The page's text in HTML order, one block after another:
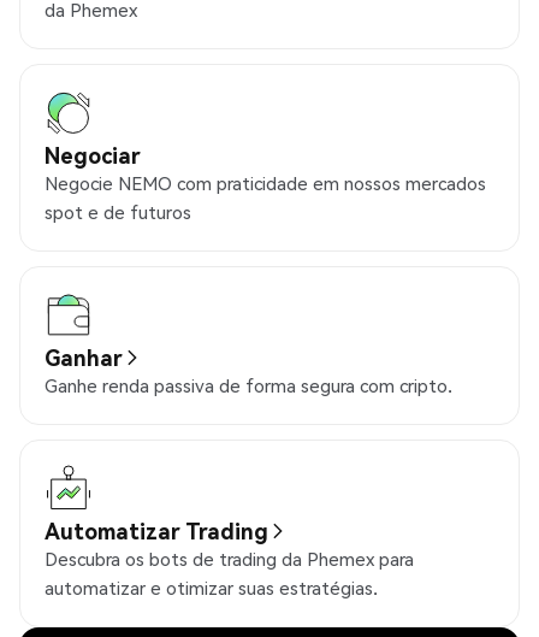
da Phemex
Negociar
Negocie NEMO com praticidade em nossos mercados
spot e de futuros
Ganhar
Ganhe renda passiva de forma segura com cripto.
Automatizar Trading
Descubra os bots de trading da Phemex para
automatizar e otimizar suas estratégias.